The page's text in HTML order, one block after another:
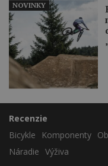
NOVINKY
Recenzie
Bicykle
Komponenty
Náradie Výživa